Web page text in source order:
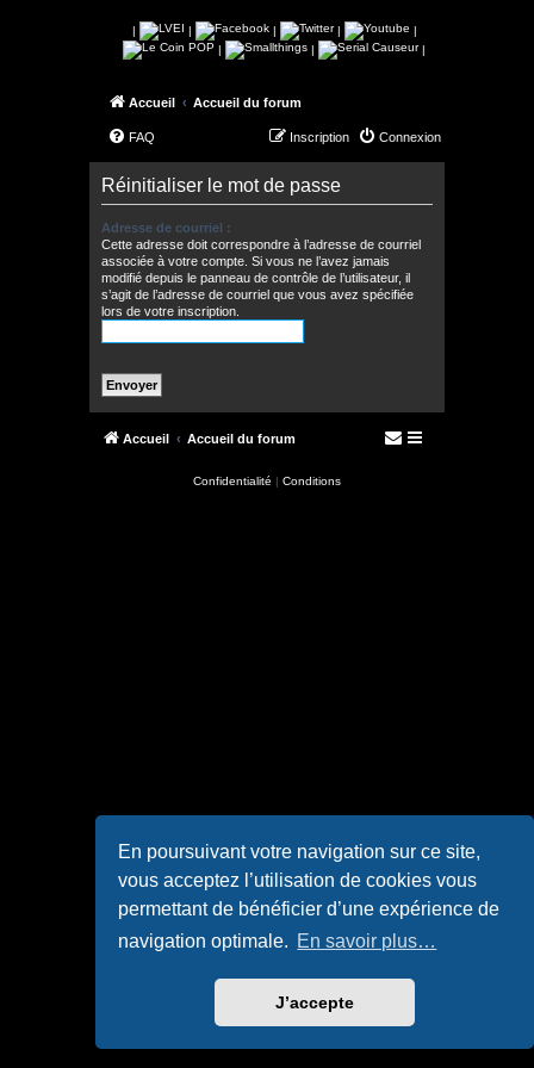
En poursuivant votre navigation sur ce site,
vous acceptez l’utilisation de cookies vous
permettant de bénéficier d’une expérience de
navigation optimale. En savoir plus…
J’accepte
| | | |
|
|
| |
Accueil Accueil du forum
FAQ Connexion
Inscription
Réinitialiser le mot de passe
Adresse de courriel :
Cette adresse doit correspondre à l’adresse de courriel
associée à votre compte. Si vous ne l’avez jamais
modifié depuis le panneau de contrôle de l’utilisateur, il
s’agit de l’adresse de courriel que vous avez spécifiée
lors de votre inscription.
Accueil Accueil du forum
Confidentialité | Conditions